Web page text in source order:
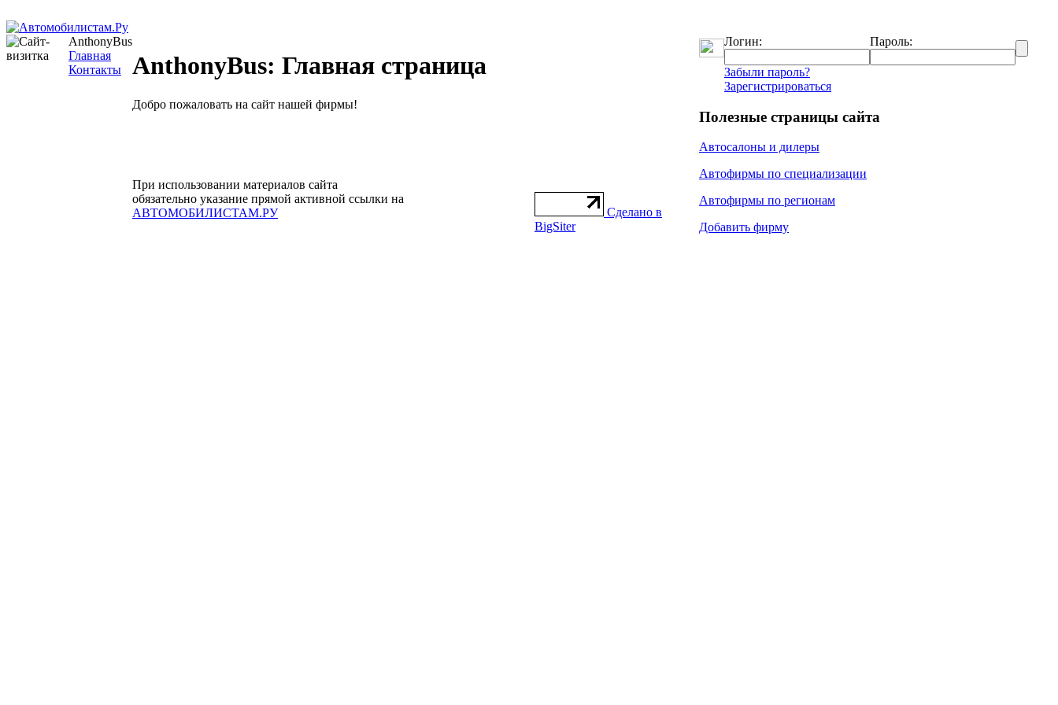
AnthonyBus
Главная
Контакты
AnthonyBus: Главная страница
Добро пожаловать на сайт нашей фирмы!
При использовании материалов сайта
обязательно указание прямой активной ссылки на
АВТОМОБИЛИСТАМ.РУ
Сделано в
BigSiter
Логин: Пароль:
Забыли пароль?
Зарегистрироваться
Полезные страницы сайта
Автосалоны и дилеры
Автофирмы по специализации
Автофирмы по регионам
Добавить фирму